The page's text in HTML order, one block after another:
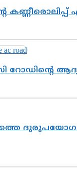
കണ്ണീരൊലിപ്പ്
റോഡിന്റെ